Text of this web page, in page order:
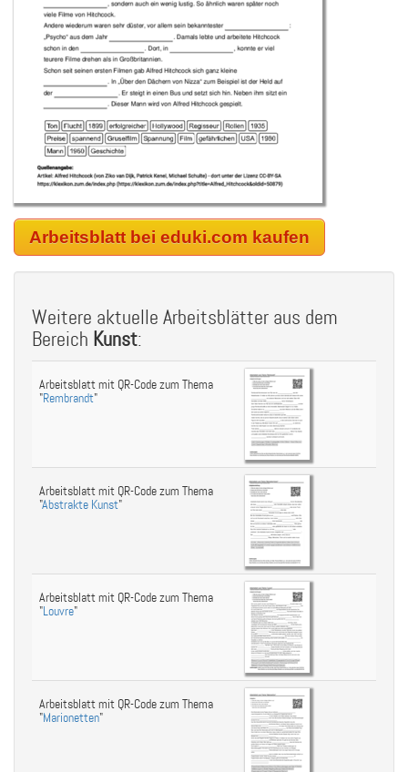
Arbeitsblatt bei eduki.com kaufen
Weitere aktuelle Arbeitsblätter aus dem
Bereich Kunst:
Arbeitsblatt mit QR-Code zum Thema
"Rembrandt"
Arbeitsblatt mit QR-Code zum Thema
"Abstrakte Kunst"
Arbeitsblatt mit QR-Code zum Thema
"Louvre"
Arbeitsblatt mit QR-Code zum Thema
"Marionetten"